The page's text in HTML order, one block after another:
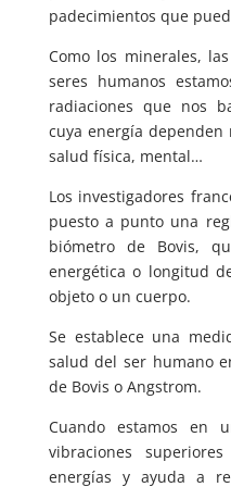
padecimientos que
Como los minerales,
seres humanos
radiaciones que nos
cuya energía
salud física, mental…
Los investigadores
puesto a punto una
biómetro de Bovis,
energética o longitud
objeto o un cuerpo.
Se establece una
salud del ser humano
de Bovis o Angstrom.
Cuando estamos en
vibraciones
energías y ayuda a